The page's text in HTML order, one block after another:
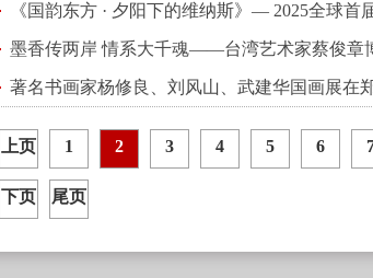
(2025.08.28 23:51)
《国韵东方 · 夕阳下的维纳斯》— 2025全球首
墨香传两岸 情系大千魂——台湾艺术家蔡俊章
记(2025.08.07 00:33)
著名书画家杨修良、刘风山、武建华国画展在
09:25)
上页 1 2 3 4 5 6
下页 尾页